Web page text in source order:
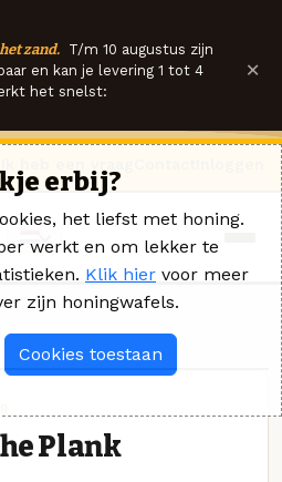
zand. T/m 10 augustus zijn
en kan je levering 1 tot 4
het snelst:
×
Plank
erbij?
het liefst met honing.
werkt en om lekker te
Klik hier voor meer
zijn honingwafels.
Cookies toestaan